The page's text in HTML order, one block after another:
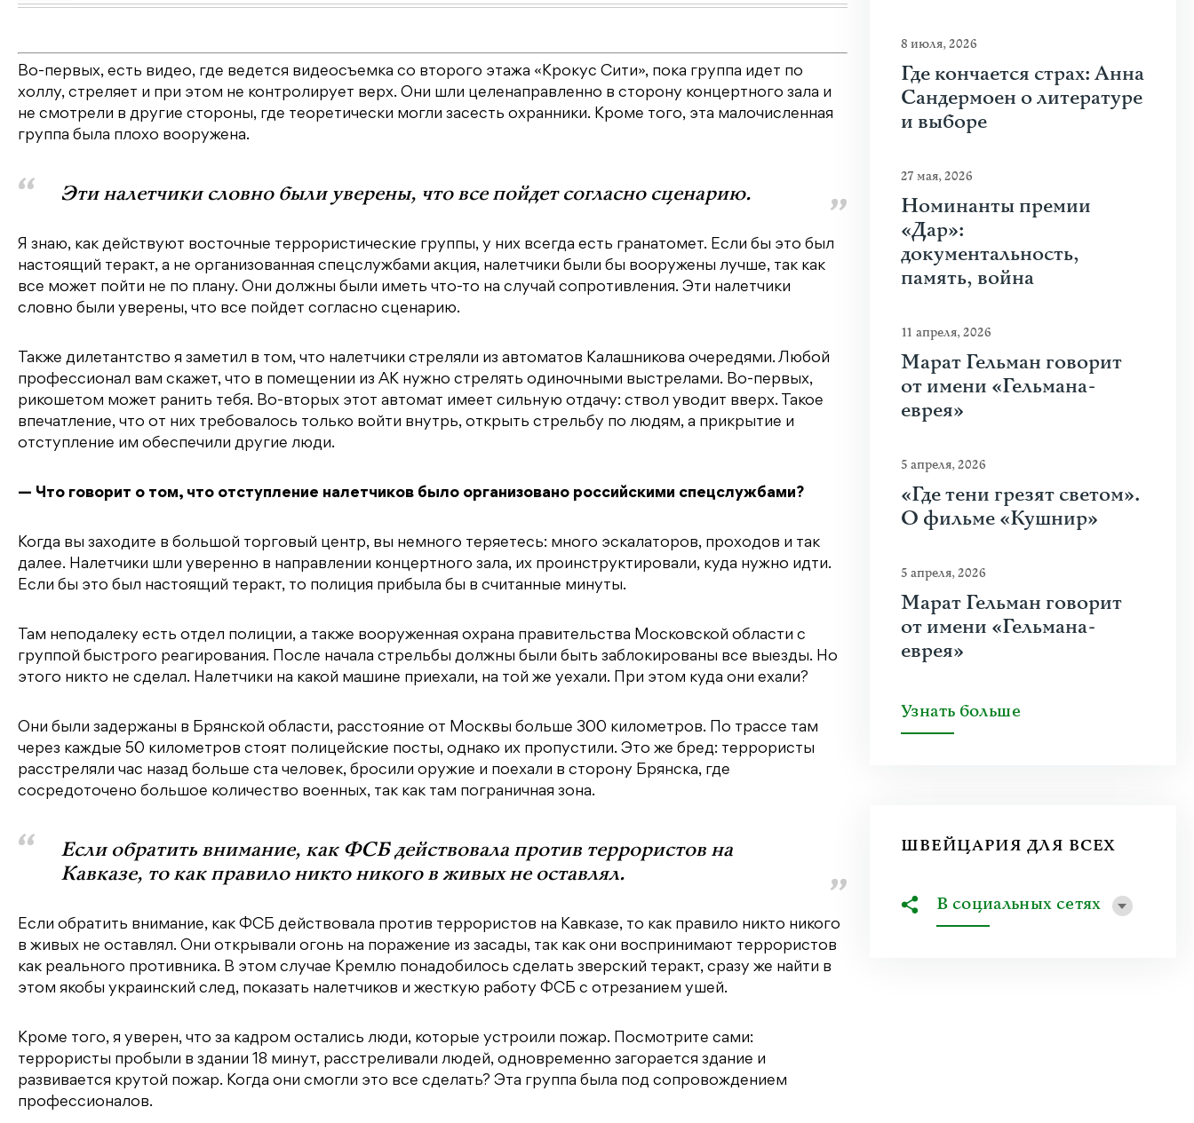
Во-первых, есть видео, где ведется видеосъемка со второго этажа «Крокус Сити», пока группа идет по
холлу, стреляет и при этом не контролирует верх. Они шли целенаправленно в сторону концертного зала и
не смотрели в другие стороны, где теоретически могли засесть охранники. Кроме того, эта малочисленная
группа была плохо вооружена.
Эти налетчики словно были уверены, что все пойдет согласно сценарию.
Я знаю, как действуют восточные террористические группы, у них всегда есть гранатомет. Если бы это был
настоящий теракт, а не организованная спецслужбами акция, налетчики были бы вооружены лучше, так как
все может пойти не по плану. Они должны были иметь что-то на случай сопротивления. Эти налетчики
словно были уверены, что все пойдет согласно сценарию.
Также дилетантство я заметил в том, что налетчики стреляли из автоматов Калашникова очередями. Любой
профессионал вам скажет, что в помещении из АК нужно стрелять одиночными выстрелами. Во-первых,
рикошетом может ранить тебя. Во-вторых этот автомат имеет сильную отдачу: ствол уводит вверх. Такое
впечатление, что от них требовалось только войти внутрь, открыть стрельбу по людям, а прикрытие и
отступление им обеспечили другие люди.
— Что говорит о том, что отступление налетчиков было организовано российскими спецслужбами?
Когда вы заходите в большой торговый центр, вы немного теряетесь: много эскалаторов, проходов и так
далее. Налетчики шли уверенно в направлении концертного зала, их проинструктировали, куда нужно идти.
Если бы это был настоящий теракт, то полиция прибыла бы в считанные минуты.
Там неподалеку есть отдел полиции, а также вооруженная охрана правительства Московской области с
группой быстрого реагирования. После начала стрельбы должны были быть заблокированы все выезды. Но
этого никто не сделал. Налетчики на какой машине приехали, на той же уехали. При этом куда они ехали?
Они были задержаны в Брянской области, расстояние от Москвы больше 300 километров. По трассе там
через каждые 50 километров стоят полицейские посты, однако их пропустили. Это же бред: террористы
расстреляли час назад больше ста человек, бросили оружие и поехали в сторону Брянска, где
сосредоточено большое количество военных, так как там пограничная зона.
Если обратить внимание, как ФСБ действовала против террористов на
Кавказе, то как правило никто никого в живых не оставлял.
Если обратить внимание, как ФСБ действовала против террористов на Кавказе, то как правило никто никого
в живых не оставлял. Они открывали огонь на поражение из засады, так как они воспринимают террористов
как реального противника. В этом случае Кремлю понадобилось сделать зверский теракт, сразу же найти в
этом якобы украинский след, показать налетчиков и жесткую работу ФСБ с отрезанием ушей.
Кроме того, я уверен, что за кадром остались люди, которые устроили пожар. Посмотрите сами:
террористы пробыли в здании 18 минут, расстреливали людей, одновременно загорается здание и
развивается крутой пожар. Когда они смогли это все сделать? Эта группа была под сопровождением
профессионалов.
8 июля, 2026
Где кончается страх: Анна
Сандермоен о литературе
и выборе
27 мая, 2026
Номинанты премии
«Дар»:
документальность,
память, война
11 апреля, 2026
Марат Гельман говорит
от имени «Гельмана-
еврея»
5 апреля, 2026
«Где тени грезят светом».
О фильме «Кушнир»
5 апреля, 2026
Марат Гельман говорит
от имени «Гельмана-
еврея»
Узнать больше
ШВЕЙЦАРИЯ ДЛЯ ВСЕХ
В социальных сетях